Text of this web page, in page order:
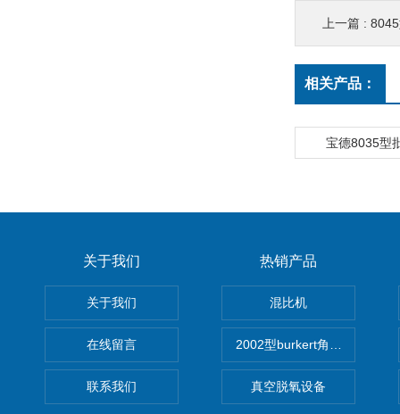
上一篇 :
相关产品：
宝德8035型
关于我们
关于我们
在线留言
联系我们
热销产品
混比机
2002型burkert角座阀
真空脱氧设备